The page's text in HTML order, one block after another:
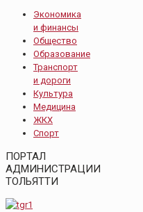
Экономика
и финансы
Общество
Образование
Транспорт
и дороги
Культура
Медицина
ЖКХ
Спорт
ПОРТАЛ
АДМИНИСТРАЦИИ
ТОЛЬЯТТИ